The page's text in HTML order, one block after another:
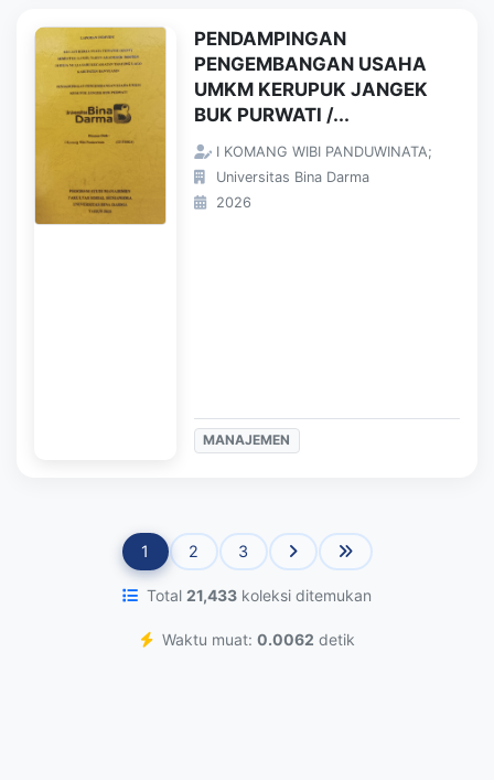
PENDAMPINGAN
PENGEMBANGAN USAHA
UMKM KERUPUK JANGEK
BUK PURWATI /...
I KOMANG WIBI PANDUWINATA;
Universitas Bina Darma
2026
MANAJEMEN
1 2 3
Total 21,433 koleksi ditemukan
Waktu muat: 0.0062 detik